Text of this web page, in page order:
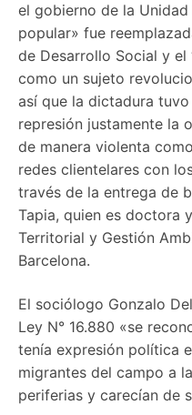
el gobierno de la
popular» fue
de Desarrollo Social y el
como un sujeto
así que la dictadura
represión justamente la
de manera violenta
redes clientelares con
través de la entrega de
Tapia, quien es doctora
Territorial y Gestión
Barcelona.
El sociólogo Gonzalo
Ley N° 16.880 «se
tenía expresión política
migrantes del campo a
periferias y carecían de